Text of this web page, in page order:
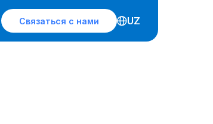
Связаться с нами UZ